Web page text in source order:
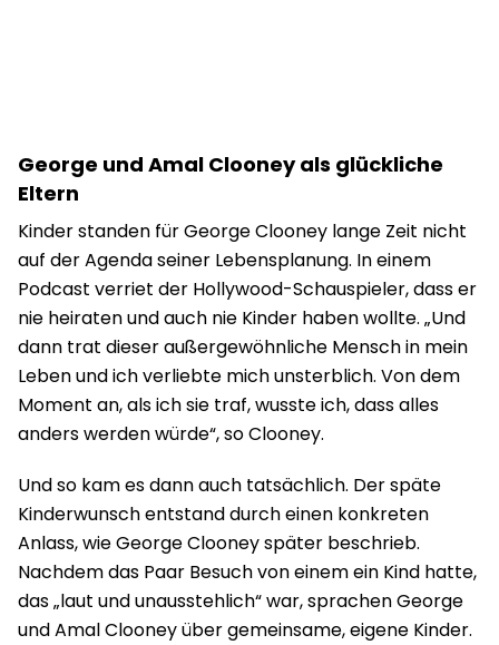
George und Amal Clooney als glückliche
Eltern
Kinder standen für George Clooney lange Zeit nicht
auf der Agenda seiner Lebensplanung. In einem
Podcast verriet der Hollywood-Schauspieler, dass er
nie heiraten und auch nie Kinder haben wollte. „Und
dann trat dieser außergewöhnliche Mensch in mein
Leben und ich verliebte mich unsterblich. Von dem
Moment an, als ich sie traf, wusste ich, dass alles
anders werden würde“, so Clooney.
Und so kam es dann auch tatsächlich. Der späte
Kinderwunsch entstand durch einen konkreten
Anlass, wie George Clooney später beschrieb.
Nachdem das Paar Besuch von einem ein Kind hatte,
das „laut und unausstehlich“ war, sprachen George
und Amal Clooney über gemeinsame, eigene Kinder.